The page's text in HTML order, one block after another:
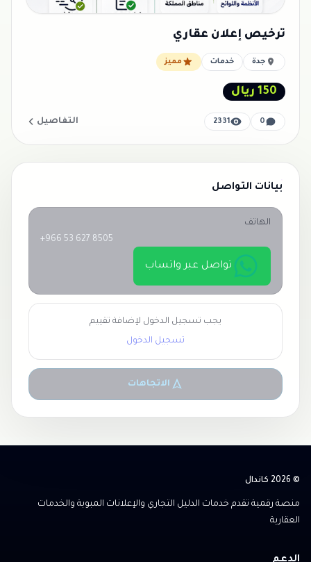
ترخيص إعلان عقاري
جدة خدمات مميز
150 ريال
0
2331 التفاصيل
بيانات التواصل
الهاتف
+966 53 627 8505
تواصل عبر واتساب
يجب تسجيل الدخول لإضافة تقييم
تسجيل الدخول
الاتجاهات
© 2026 كاندال
منصة رقمية تقدم خدمات الدليل التجاري والإعلانات المبوبة والخدمات
العقارية